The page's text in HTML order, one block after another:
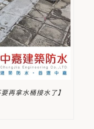
再拿水桶接水了】